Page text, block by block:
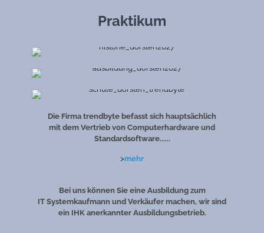
Praktikum
Die Firma trendbyte befasst sich hauptsächlich
mit dem Vertrieb von Computerhardware und
Standardsoftware......
>mehr
Bei uns können Sie eine Ausbildung zum
IT Systemkaufmann und Verkäufer machen, wir sind
ein IHK anerkannter Ausbildungsbetrieb.